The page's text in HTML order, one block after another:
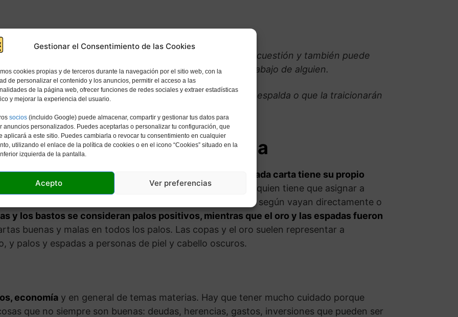
Gestionar el Consentimiento de las Cookies
cookies propias y de terceros durante la navegación por el sitio web, con la
de personalizar el contenido y los anuncios, permitir el acceso a las
de la página web, ofrecer funciones de redes sociales y extraer estadísticas
y mejorar la experiencia del usuario.
socios (incluido Google) puede almacenar, compartir y gestionar tus datos para
anuncios personalizados. Puedes aceptarlas o personalizar tu configuración, que
aplicará a este sitio. Puedes cambiarla o revocar tu consentimiento en cualquier
utilizando el enlace de la política de cookies o en el icono “Cookies” situado en la
izquierda de la pantalla.
Acepto Ver preferencias
sobre los pensamientos y sentimientos de la persona en cuestión y también puede
suceden en un lugar determinado, como la casa o el trabajo de alguien.
la persona en cuestión tendrá personas que le darán la espalda o que la traicionarán
respecto, pero usted podrá reconocer las diferencias.
del Tarot Baraja Española
españoles son un método para adivinar el futuro.
Cada carta tiene su propio
según la fuente, pero no importa, porque es el vidente quien tiene que asignar a
le guste. Algunos psíquicos también interpretan las cartas según vayan directamente o
y los bastos se consideran palos positivos, mientras que el oro y las espadas fueron
buenas y malas en todos los palos. Las copas y el oro suelen representar a
y palos y espadas a personas de piel y cabello oscuros.
economía y en general de temas materias. Hay que tener mucho cuidado porque
que no siempre son buenas: deudas, herencias, gastos, inversiones que pueden ser